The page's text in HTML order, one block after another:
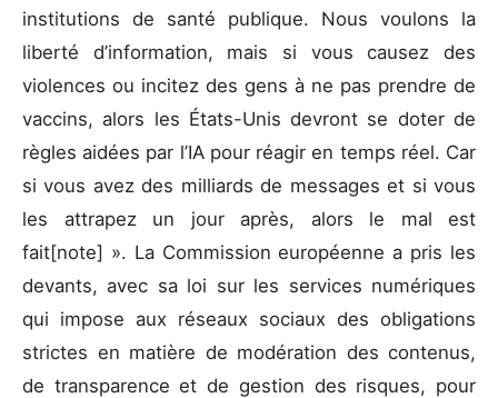
institutions de santé publique. Nous voulons la
liberté d’information, mais si vous causez des
violences ou incitez des gens à ne pas prendre de
vaccins, alors les États-Unis devront se doter de
règles aidées par l’IA pour réagir en temps réel. Car
si vous avez des milliards de messages et si vous
les attrapez un jour après, alors le mal est
fait[note] ». La Commission européenne a pris les
devants, avec sa loi sur les services numériques
qui impose aux réseaux sociaux des obligations
strictes en matière de modération des contenus,
de transparence et de gestion des risques, pour